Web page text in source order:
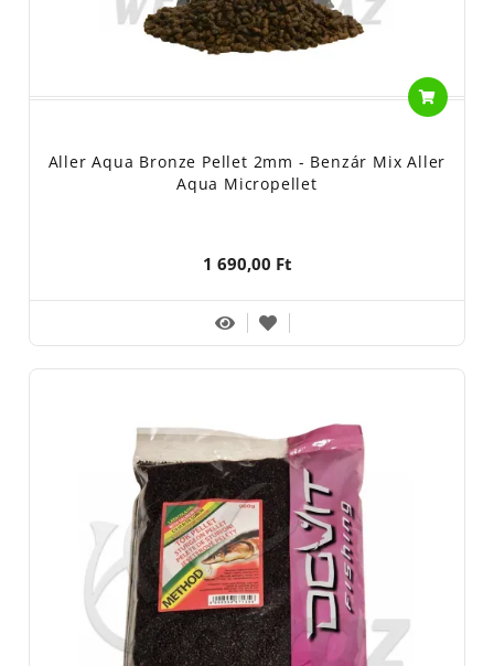
Aller Aqua Bronze Pellet 2mm - Benzár Mix Aller
Aqua Micropellet
1 690,00 Ft